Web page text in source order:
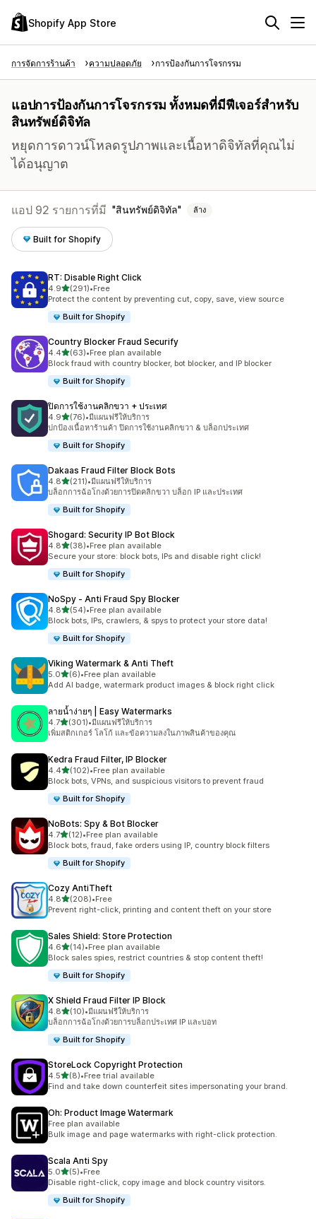
Shopify App Store
การจัดการร้านค้า ความปลอดภัย การป้องกันการโจรกรรม
แอปการป้องกันการโจรกรรม ทั้งหมดที่มีฟีเจอร์สำหรับ
สินทรัพย์ดิจิทัล
หยุดการดาวน์โหลดรูปภาพและเนื้อหาดิจิทัลที่คุณไม่
ได้อนุญาต
แอป 92 รายการที่มี สินทรัพย์ดิจิทัล ล้าง
Built for Shopify
RT: Disable Right Click
4.9เต็ม 5 ดาว
(291)
ทั้งหมด 291 รีวิว
•Free
Protect the content by preventing cut, copy, save, view source
Built for Shopify
Country Blocker Fraud Securify
4.4เต็ม 5 ดาว
(63)
ทั้งหมด 63 รีวิว
•Free plan available
Block fraud with country blocker, bot blocker, and IP blocker
Built for Shopify
ปิดการใช้งานคลิกขวา + ประเทศ
4.9เต็ม 5 ดาว
(76)
ทั้งหมด 76 รีวิว
•มีแผนฟรีให้บริการ
ปกป้องเนื้อหาร้านค้า ปิดการใช้งานคลิกขวา & บล็อกประเทศ
Built for Shopify
Dakaas Fraud Filter Block Bots
4.8เต็ม 5 ดาว
(211)
ทั้งหมด 211 รีวิว
•มีแผนฟรีให้บริการ
บล็อกการฉ้อโกงด้วยการปิดคลิกขวา บล็อก IP และประเทศ
Built for Shopify
Shogard: Security IP Bot Block
4.8เต็ม 5 ดาว
(38)
ทั้งหมด 38 รีวิว
•Free plan available
Secure your store: block bots, IPs and disable right click!
Built for Shopify
NoSpy ‑ Anti Fraud Spy Blocker
4.8เต็ม 5 ดาว
(54)
ทั้งหมด 54 รีวิว
•Free plan available
Block bots, IPs, crawlers, & spys to protect your store data!
Built for Shopify
Viking Watermark & Anti Theft
5.0เต็ม 5 ดาว
(6)
ทั้งหมด 6 รีวิว
•Free plan available
Add AI badge, watermark product images & block right click
ลายน้ำง่ายๆ | Easy Watermarks
4.7เต็ม 5 ดาว
(301)
ทั้งหมด 301 รีวิว
•มีแผนฟรีให้บริการ
เพิ่มสติกเกอร์ โลโก้ และข้อความลงในภาพสินค้าของคุณ
Kedra Fraud Filter, IP Blocker
4.4เต็ม 5 ดาว
(102)
ทั้งหมด 102 รีวิว
•Free plan available
Block bots, VPNs, and suspicious visitors to prevent fraud
Built for Shopify
NoBots: Spy & Bot Blocker
4.7เต็ม 5 ดาว
(12)
ทั้งหมด 12 รีวิว
•Free plan available
Block bots, fraud, fake orders using IP, country block filters
Built for Shopify
Cozy AntiTheft
4.8เต็ม 5 ดาว
(208)
ทั้งหมด 208 รีวิว
•Free
Prevent right-click, printing and content theft on your store
Sales Shield: Store Protection
4.6เต็ม 5 ดาว
(14)
ทั้งหมด 14 รีวิว
•Free plan available
Block sales spies, restrict countries & stop content theft!
Built for Shopify
X Shield Fraud Filter IP Block
4.8เต็ม 5 ดาว
(10)
ทั้งหมด 10 รีวิว
•มีแผนฟรีให้บริการ
บล็อกการฉ้อโกงด้วยการบล็อกประเทศ IP และบอท
Built for Shopify
StoreLock Copyright Protection
4.5เต็ม 5 ดาว
(8)
ทั้งหมด 8 รีวิว
•Free trial available
Find and take down counterfeit sites impersonating your brand.
Oh: Product Image Watermark
Free plan available
Bulk image and page watermarks with right-click protection.
Scala Anti Spy
5.0เต็ม 5 ดาว
(5)
ทั้งหมด 5 รีวิว
•Free
Disable right-click, copy image and block country visitors.
Built for Shopify